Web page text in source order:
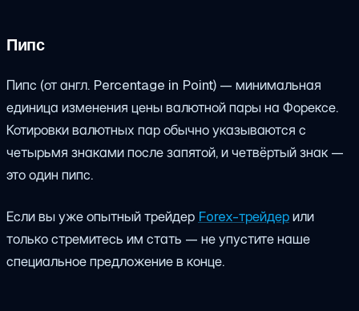
Пипс
Пипс (от англ. Percentage in Point) — минимальная
единица изменения цены валютной пары на Форексе.
Котировки валютных пар обычно указываются с
четырьмя знаками после запятой, и четвёртый знак —
это один пипс.
Если вы уже опытный трейдер Forex-трейдерили
только стремитесь им стать — не упустите наше
специальное предложение в конце.